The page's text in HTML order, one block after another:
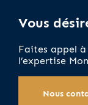
Vous
Faites appel
l’expertise
Nous